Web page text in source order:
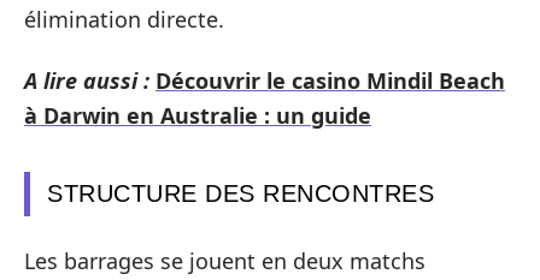
élimination directe.
A lire aussi : Découvrir le casino Mindil Beach
à Darwin en Australie : un guide
STRUCTURE DES RENCONTRES
Les barrages se jouent en deux matchs